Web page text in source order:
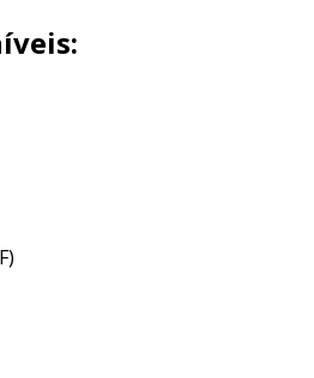
por seu design
e
tipo é projetado
específicas,
e
de transmissão de
do